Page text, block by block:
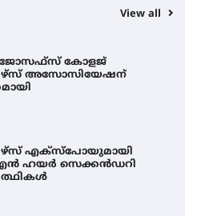
View all
എക്സ്പോയുമായി
ഹയർ സെക്കൻഡറി
കവിതാസംഗമം
ചർച്ച കാട്ടൂർ, ടി. കെ.
16ന്